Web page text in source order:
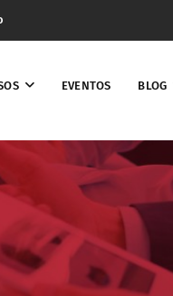
EVENTOS BLOG